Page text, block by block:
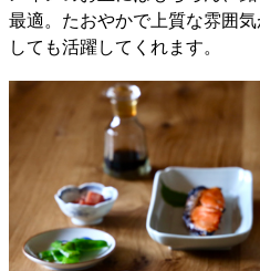
最適。たおやかで上質な雰囲
しても活躍してくれます。